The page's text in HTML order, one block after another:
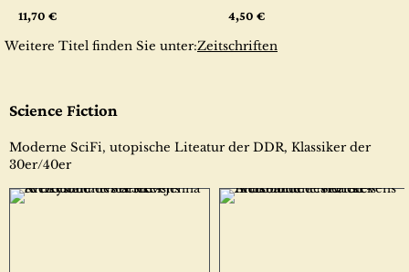
11,70 € 4,50 €
Weitere Titel finden Sie unter:Zeitschriften
Science Fiction
Moderne SciFi, utopische Liteatur der DDR, Klassiker der
30er/40er